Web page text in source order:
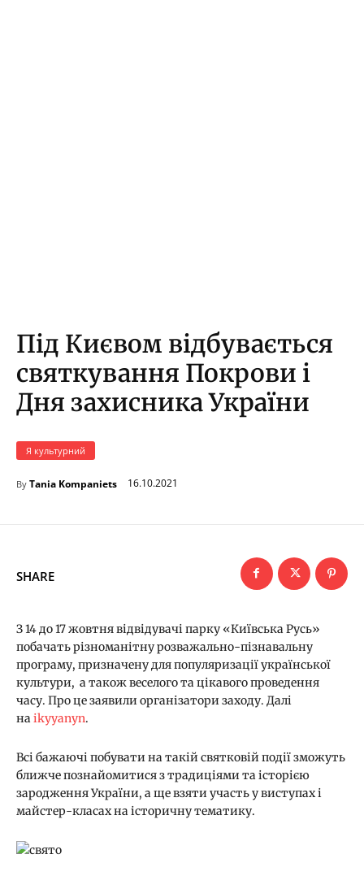
Під Києвом відбувається
святкування Покрови і
Дня захисника України
Я культурний
By Tania Kompaniets 16.10.2021
SHARE
З 14 до 17 жовтня відвідувачі парку «Київська Русь»
побачать різноманітну розважально-пізнавальну
програму, призначену для популяризації української
культури, а також веселого та цікавого проведення
часу. Про це заявили організатори заходу. Далі
на ikyyanyn.
Всі бажаючі побувати на такій святковій події зможуть
ближче познайомитися з традиціями та історією
зародження України, а ще взяти участь у виступах і
майстер-класах на історичну тематику.